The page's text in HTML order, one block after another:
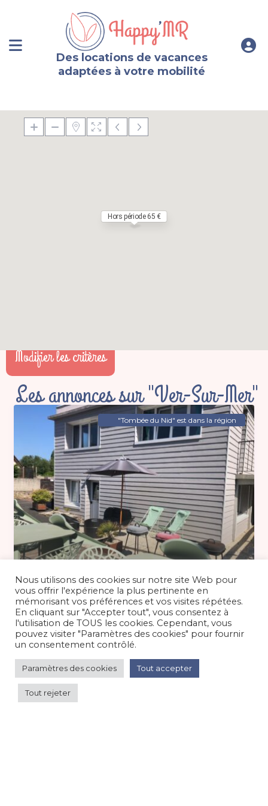
Des locations de vacances
adaptées à votre mobilité
Hors période 65 €
Modifier les critères
Les annonces sur "Ver-Sur-Mer"
Hors période 65 €/nuit
"Tombée du Nid" est dans la région
Quai Sud – 100m des plages du
débarquement
Appartement dans maison
Nous utilisons des cookies sur notre site Web pour
vous offrir l'expérience la plus pertinente en
mémorisant vos préférences et vos visites répétées.
En cliquant sur "Accepter tout", vous consentez à
l'utilisation de TOUS les cookies. Cependant, vous
pouvez visiter "Paramètres des cookies" pour fournir
un consentement contrôlé.
Paramètres des cookies Tout accepter
Tout rejeter